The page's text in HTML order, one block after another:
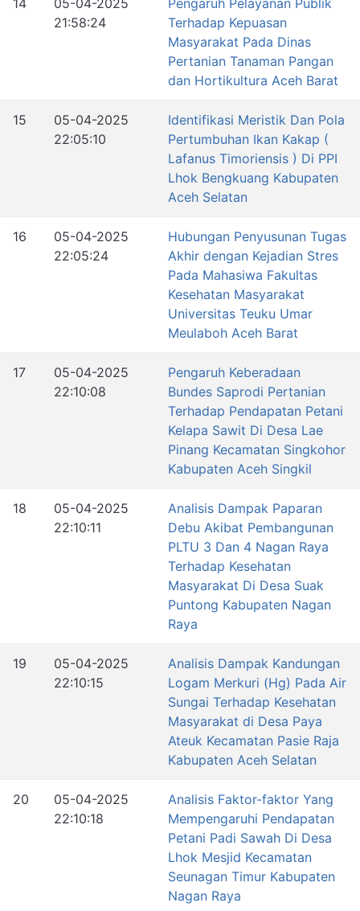
14
05-04-2025
21:58:24
Pengaruh Pelayanan Publik
Terhadap Kepuasan
Masyarakat Pada Dinas
Pertanian Tanaman Pangan
dan Hortikultura Aceh Barat
15
05-04-2025
22:05:10
Identifikasi Meristik Dan Pola
Pertumbuhan Ikan Kakap (
Lafanus Timoriensis ) Di PPI
Lhok Bengkuang Kabupaten
Aceh Selatan
16
05-04-2025
22:05:24
Hubungan Penyusunan Tugas
Akhir dengan Kejadian Stres
Pada Mahasiwa Fakultas
Kesehatan Masyarakat
Universitas Teuku Umar
Meulaboh Aceh Barat
17
05-04-2025
22:10:08
Pengaruh Keberadaan
Bundes Saprodi Pertanian
Terhadap Pendapatan Petani
Kelapa Sawit Di Desa Lae
Pinang Kecamatan Singkohor
Kabupaten Aceh Singkil
18
05-04-2025
22:10:11
Analisis Dampak Paparan
Debu Akibat Pembangunan
PLTU 3 Dan 4 Nagan Raya
Terhadap Kesehatan
Masyarakat Di Desa Suak
Puntong Kabupaten Nagan
Raya
19
05-04-2025
22:10:15
Analisis Dampak Kandungan
Logam Merkuri (Hg) Pada Air
Sungai Terhadap Kesehatan
Masyarakat di Desa Paya
Ateuk Kecamatan Pasie Raja
Kabupaten Aceh Selatan
20
05-04-2025
22:10:18
Analisis Faktor-faktor Yang
Mempengaruhi Pendapatan
Petani Padi Sawah Di Desa
Lhok Mesjid Kecamatan
Seunagan Timur Kabupaten
Nagan Raya